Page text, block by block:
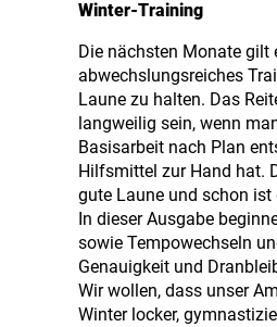
Winter-Training
Die nächsten Monate gilt
abwechslungsreiches
Laune zu halten. Das
langweilig sein, wenn
Basisarbeit nach Plan
Hilfsmittel zur Hand hat.
gute Laune und schon ist
In dieser Ausgabe
sowie Tempowechseln
Genauigkeit und
Wir wollen, dass unser
Winter locker,